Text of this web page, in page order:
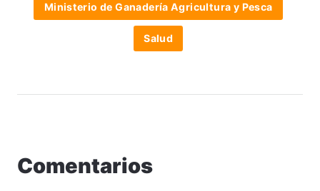
Ministerio de Ganadería Agricultura y Pesca
Salud
Comentarios